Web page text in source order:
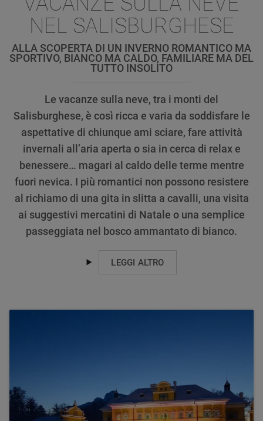
NEL SALISBURGHESE
ALLA SCOPERTA DI UN INVERNO ROMANTICO MA
SPORTIVO, BIANCO MA CALDO, FAMILIARE MA DEL
TUTTO INSOLITO
Le vacanze sulla neve, tra i monti del
Salisburghese, è così ricca e varia da soddisfare le
aspettative di chiunque ami sciare, fare attività
invernali all’aria aperta o sia in cerca di relax e
benessere… magari al caldo delle terme mentre
fuori nevica. I più romantici non possono resistere
al richiamo di una gita in slitta a cavalli, una visita
ai suggestivi mercatini di Natale o una semplice
passeggiata nel bosco ammantato di bianco.
LEGGI ALTRO